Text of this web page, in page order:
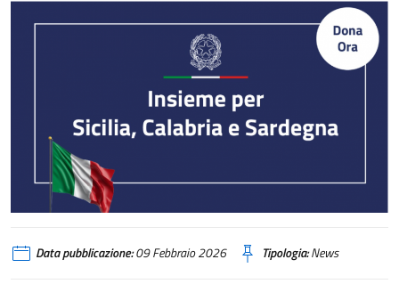
Data pubblicazione:09 Febbraio 2026 Tipologia:News